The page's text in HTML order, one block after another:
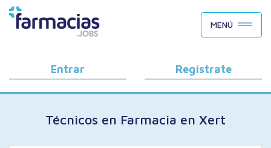
BUSCAR CANDIDATOS
OFERTAS DE EMPLEO
COMO FUNCIONA
PORQUÉ FARMACIAS.JOBS
MENÚ
Entrar Regístrate
Técnicos en Farmacia en Xert